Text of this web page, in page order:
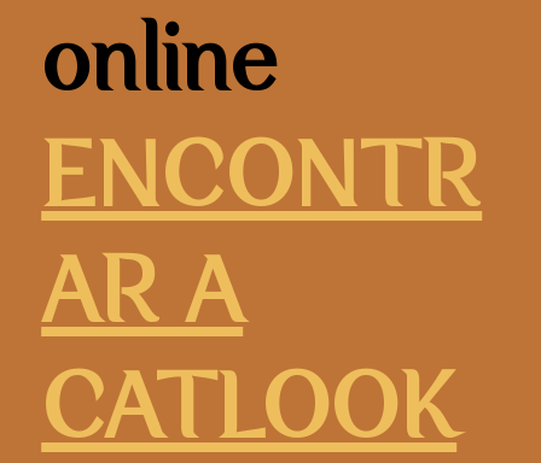
online
ENCONTR
AR A
CATLOOK